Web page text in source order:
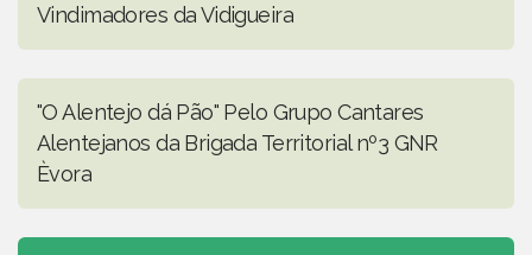
Vindimadores da Vidigueira
"O Alentejo dá Pão" Pelo Grupo Cantares
Alentejanos da Brigada Territorial nº3 GNR
Èvora